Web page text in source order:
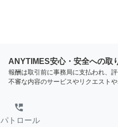
ANYTIMES安心・安全への取
報酬は取引前に事務局に支払われ、
不審な内容のサービスやリクエスト
perm_phone_msg
パトロール